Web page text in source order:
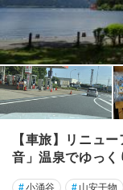
【車旅】リニュ
音」温泉でゆっく
#小涌谷 # 山安干物